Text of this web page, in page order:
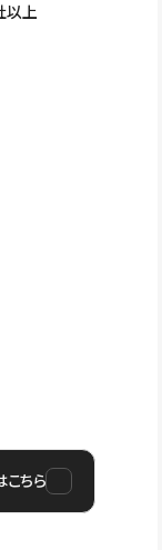
以上
こちら